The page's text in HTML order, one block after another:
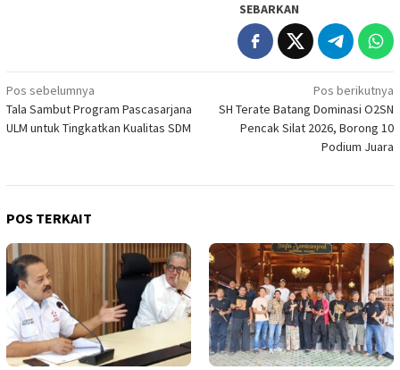
SEBARKAN
Navigasi
pos
Pos sebelumnya
Tala Sambut Program Pascasarjana
ULM untuk Tingkatkan Kualitas SDM
Pos berikutnya
SH Terate Batang Dominasi O2SN
Pencak Silat 2026, Borong 10
Podium Juara
POS TERKAIT